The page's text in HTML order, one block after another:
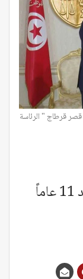
قرطاج " الرئاسة
تونس تعيّن سفيراً لدى دمشق بعد 11 عاماً